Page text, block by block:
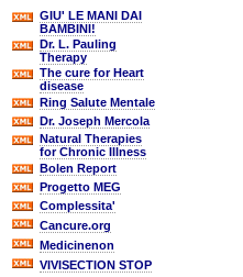
GIU' LE MANI DAI
BAMBINI!
Dr. L. Pauling
Therapy
The cure for Heart
disease
Ring Salute Mentale
Dr. Joseph Mercola
Natural Therapies
for Chronic Illness
Bolen Report
Progetto MEG
Complessita'
Cancure.org
Medicinenon
VIVISECTION STOP